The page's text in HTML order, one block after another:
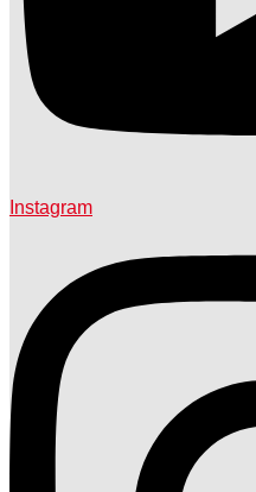
Instagram